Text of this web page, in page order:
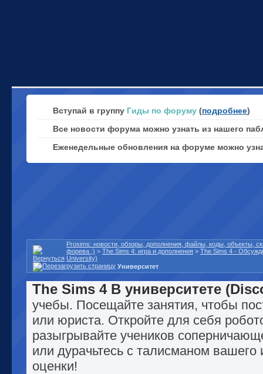
Вступай в группу Гиды по форуму (подробнее)
Все новости форума можно узнать из нашего
Еженедельные обновления на форуме можно
Prosims: новости, обзоры, дополнения, файлы, коды, объекты,
форева ;) > The Sims 4: игра и дополнения > The Sims 4 -
University)
Университет
The Sims 4 В университете
учебы. Посещайте занятия, чтобы
или юриста. Откройте для себя
разыгрывайте учеников
или дурачьтесь с талисманом вашего
оценки!